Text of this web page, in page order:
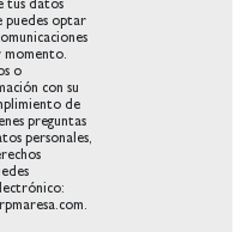
tus datos
puedes optar
momento.
o
con su
de
preguntas
personales,